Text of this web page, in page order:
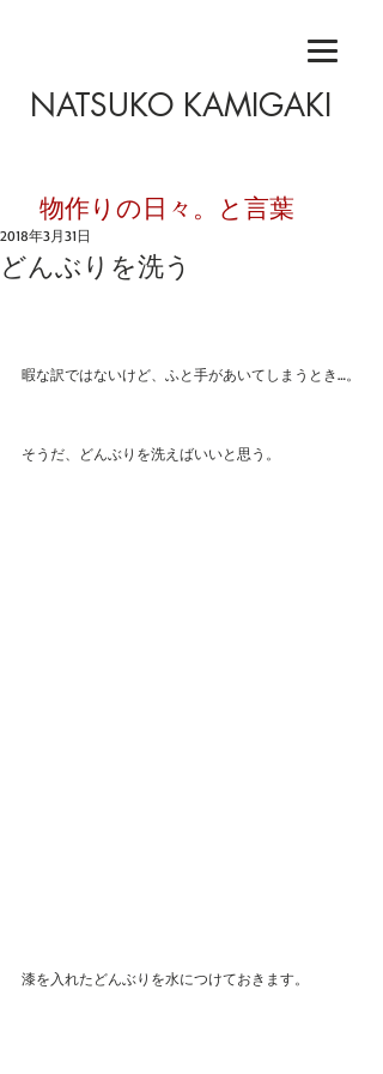
NATSUKO KAMIGAKI
​物作りの日々。と言葉
どんぶりを洗う
2018年3月31日
暇な訳ではないけど、ふと手があいてしまうとき…。
そうだ、どんぶりを洗えばいいと思う。
漆を入れたどんぶりを水につけておきます。